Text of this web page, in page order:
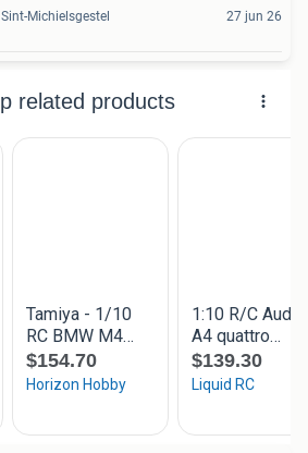
Sint-Michielsgestel 27 jun 26